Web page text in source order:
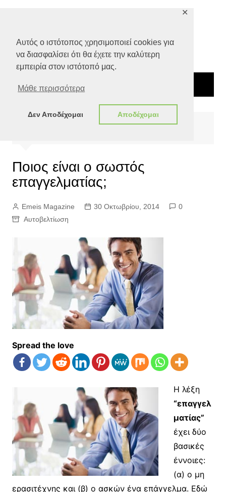
Αυτός ο ιστότοπος χρησιμοποιεί cookies για
να διασφαλίσει ότι θα έχετε την καλύτερη
εμπειρία στον ιστότοπό μας.
Μάθε περισσότερα
Δεν Αποδέχομαι Αποδέχομαι
✕
Αυτοβελτίωση
Ποιος είναι ο σωστός
επαγγελματίας;
Emeis Magazine 30 Οκτωβρίου, 2014
0
Αυτοβελτίωση
Spread the love
Η λέξη
“επαγγελ
ματίας”
έχει δύο
βασικές
έννοιες:
(α) ο μη
ερασιτέχνης και (β) ο ασκών ένα επάγγελμα. Εδώ